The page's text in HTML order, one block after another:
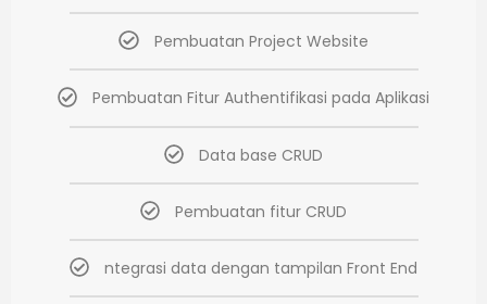
Pembuatan Project Website
Pembuatan Fitur Authentifikasi pada Aplikasi
Data base CRUD
Pembuatan fitur CRUD
ntegrasi data dengan tampilan Front End